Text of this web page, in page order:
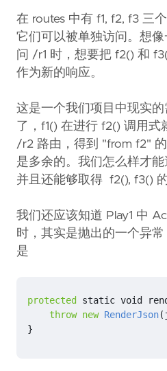
在 routes 中有 f1, f2, f3 三
它们可以被单独访问。想
问 /r1 时，想要把 f2() 和
作为新的响应。
这是一个我们项目中现实
了，f1() 在进行 f2() 调用
/r2 路由，得到 "from f2"
是多余的。我们怎么样才能
并且还能够取得 f2(), f3()
我们还应该知道 Play1 中
时，其实是抛出的一个异
是
protected static void
throw new RenderJson(
}